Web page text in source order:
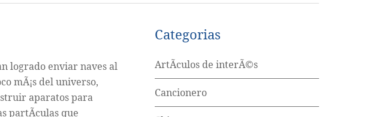
logrado enviar naves al
mÃ¡s del universo,
aparatos para
partÃ­culas que
Categorias
ArtÃ­culos de interÃ©s
Cancionero